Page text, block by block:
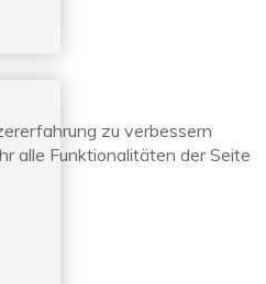
zu verbessern
alle Funktionalitäten der Seite